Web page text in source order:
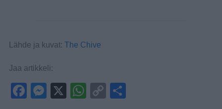
Lähde ja kuvat: The Chive
Jaa artikkeli:
F
M
X
W
C